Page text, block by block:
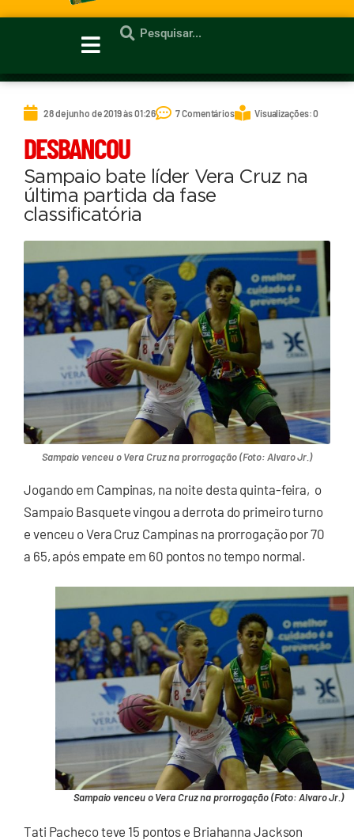
28 de junho de 2019 às 01:26 7 Comentários Visualizações: 0
DESBANCOU
Sampaio bate líder Vera Cruz na
última partida da fase
classificatória
Sampaio venceu o Vera Cruz na prorrogação (Foto: Alvaro Jr.)
Jogando em Campinas, na noite desta quinta-feira, o
Sampaio Basquete vingou a derrota do primeiro turno
e venceu o Vera Cruz Campinas na prorrogação por 70
a 65, após empate em 60 pontos no tempo normal.
Sampaio venceu o Vera Cruz na prorrogação (Foto: Alvaro Jr.)
Tati Pacheco teve 15 pontos e Briahanna Jackson